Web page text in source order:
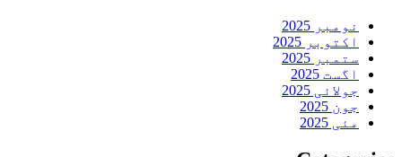
نومبر 2025
اکتوبر 2025
ستمبر 2025
اگست 2025
جولائی 2025
جون 2025
مئی 2025